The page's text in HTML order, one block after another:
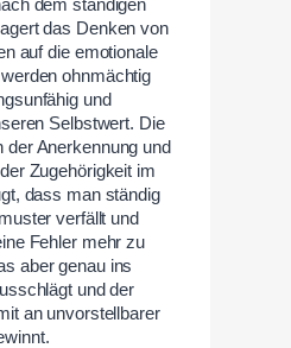
dem ständigen
das Denken von
auf die emotionale
ohnmächtig
und
Selbstwert. Die
der Anerkennung und
Zugehörigkeit im
dass man ständig
verfällt und
Fehler mehr zu
aber genau ins
und der
an unvorstellbarer